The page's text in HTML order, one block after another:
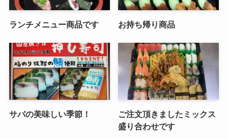
ランチメニュー商品です お持ち帰り商品
サバの美味しい季節！
ご注文頂きましたミックス
盛り合わせです